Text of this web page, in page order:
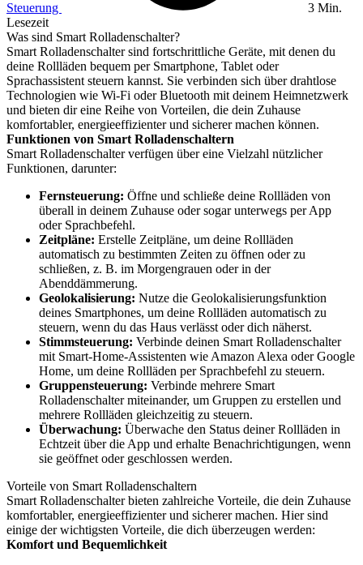
Steuerung
3 Min.
Lesezeit
Was sind Smart Rolladenschalter?
Smart Rolladenschalter sind fortschrittliche Geräte, mit denen du
deine Rollläden bequem per Smartphone, Tablet oder
Sprachassistent steuern kannst. Sie verbinden sich über drahtlose
Technologien wie Wi-Fi oder Bluetooth mit deinem Heimnetzwerk
und bieten dir eine Reihe von Vorteilen, die dein Zuhause
komfortabler, energieeffizienter und sicherer machen können.
Funktionen von Smart Rolladenschaltern
Smart Rolladenschalter verfügen über eine Vielzahl nützlicher
Funktionen, darunter:
Fernsteuerung: Öffne und schließe deine Rollläden von
überall in deinem Zuhause oder sogar unterwegs per App
oder Sprachbefehl.
Zeitpläne: Erstelle Zeitpläne, um deine Rollläden
automatisch zu bestimmten Zeiten zu öffnen oder zu
schließen, z. B. im Morgengrauen oder in der
Abenddämmerung.
Geolokalisierung: Nutze die Geolokalisierungsfunktion
deines Smartphones, um deine Rollläden automatisch zu
steuern, wenn du das Haus verlässt oder dich näherst.
Stimmsteuerung: Verbinde deinen Smart Rolladenschalter
mit Smart-Home-Assistenten wie Amazon Alexa oder Google
Home, um deine Rollläden per Sprachbefehl zu steuern.
Gruppensteuerung: Verbinde mehrere Smart
Rolladenschalter miteinander, um Gruppen zu erstellen und
mehrere Rollläden gleichzeitig zu steuern.
Überwachung: Überwache den Status deiner Rollläden in
Echtzeit über die App und erhalte Benachrichtigungen, wenn
sie geöffnet oder geschlossen werden.
Vorteile von Smart Rolladenschaltern
Smart Rolladenschalter bieten zahlreiche Vorteile, die dein Zuhause
komfortabler, energieeffizienter und sicherer machen. Hier sind
einige der wichtigsten Vorteile, die dich überzeugen werden:
Komfort und Bequemlichkeit